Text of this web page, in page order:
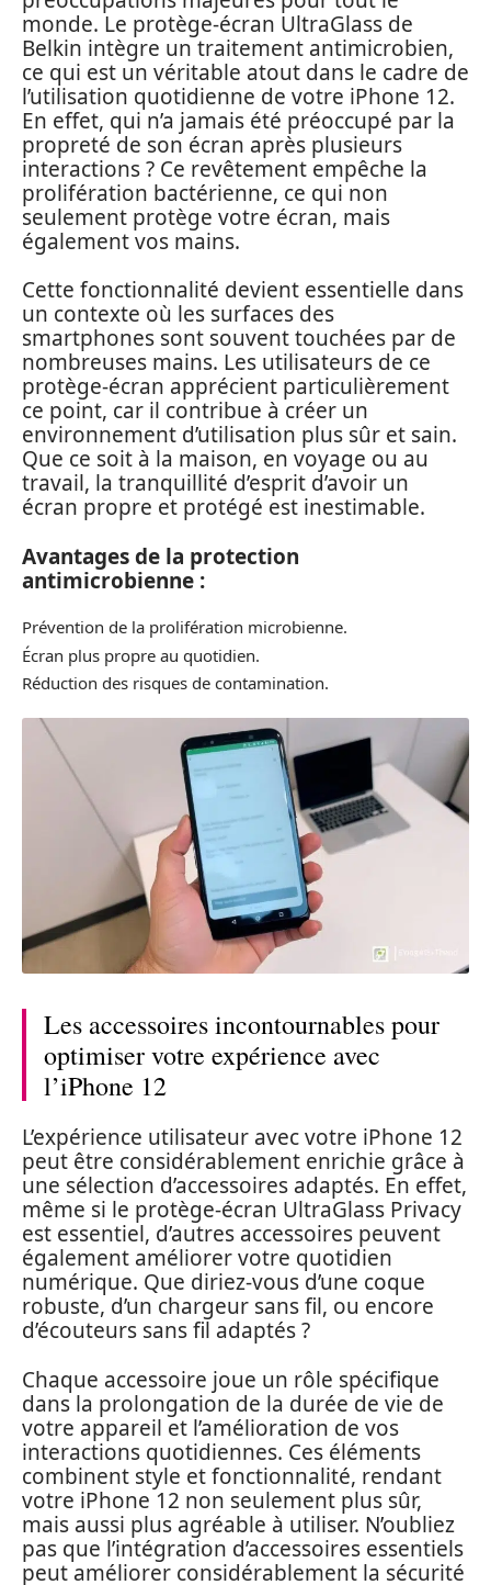
monde. Le protège-écran UltraGlass de
Belkin intègre un traitement antimicrobien,
ce qui est un véritable atout dans le cadre de
l’utilisation quotidienne de votre iPhone 12.
En effet, qui n’a jamais été préoccupé par la
propreté de son écran après plusieurs
interactions ? Ce revêtement empêche la
prolifération bactérienne, ce qui non
seulement protège votre écran, mais
également vos mains.
Cette fonctionnalité devient essentielle dans
un contexte où les surfaces des
smartphones sont souvent touchées par de
nombreuses mains. Les utilisateurs de ce
protège-écran apprécient particulièrement
ce point, car il contribue à créer un
environnement d’utilisation plus sûr et sain.
Que ce soit à la maison, en voyage ou au
travail, la tranquillité d’esprit d’avoir un
écran propre et protégé est inestimable.
Avantages de la protection
antimicrobienne :
Prévention de la prolifération microbienne.
Écran plus propre au quotidien.
Réduction des risques de contamination.
Les accessoires incontournables pour
optimiser votre expérience avec
l’iPhone 12
L’expérience utilisateur avec votre iPhone 12
peut être considérablement enrichie grâce à
une sélection d’accessoires adaptés. En effet,
même si le protège-écran UltraGlass Privacy
est essentiel, d’autres accessoires peuvent
également améliorer votre quotidien
numérique. Que diriez-vous d’une coque
robuste, d’un chargeur sans fil, ou encore
d’écouteurs sans fil adaptés ?
Chaque accessoire joue un rôle spécifique
dans la prolongation de la durée de vie de
votre appareil et l’amélioration de vos
interactions quotidiennes. Ces éléments
combinent style et fonctionnalité, rendant
votre iPhone 12 non seulement plus sûr,
mais aussi plus agréable à utiliser. N’oubliez
pas que l’intégration d’accessoires essentiels
peut améliorer considérablement la sécurité